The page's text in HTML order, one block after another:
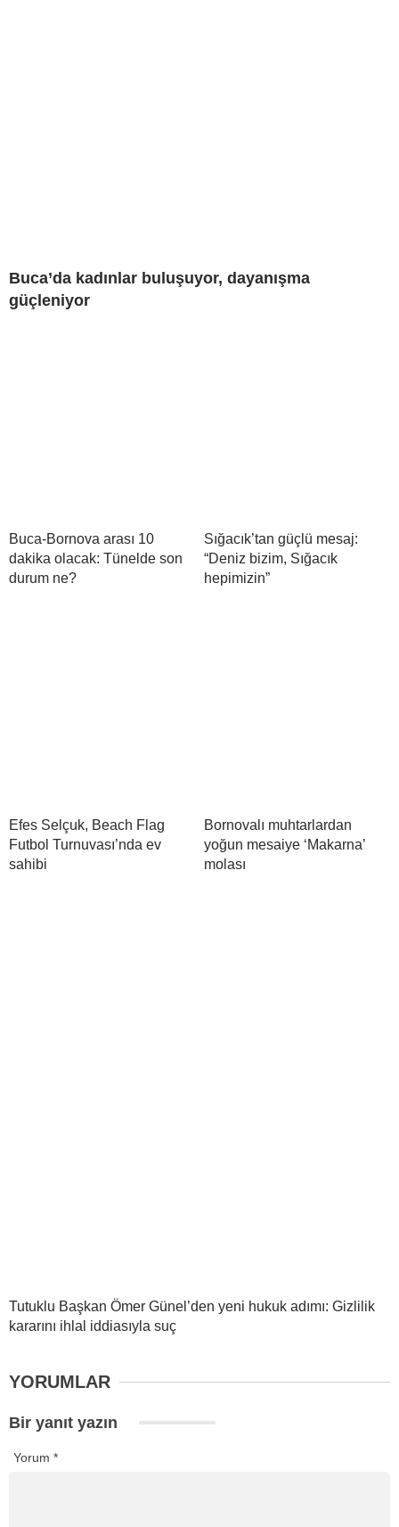
Buca’da kadınlar buluşuyor, dayanışma
güçleniyor
Buca-Bornova arası 10
dakika olacak: Tünelde son
durum ne?
Sığacık’tan güçlü mesaj:
“Deniz bizim, Sığacık
hepimizin”
Efes Selçuk, Beach Flag
Futbol Turnuvası’nda ev
sahibi
Bornovalı muhtarlardan
yoğun mesaiye ‘Makarna’
molası
Tutuklu Başkan Ömer Günel’den yeni hukuk adımı: Gizlilik
kararını ihlal iddiasıyla suç
YORUMLAR
Bir yanıt yazın
Yorum *